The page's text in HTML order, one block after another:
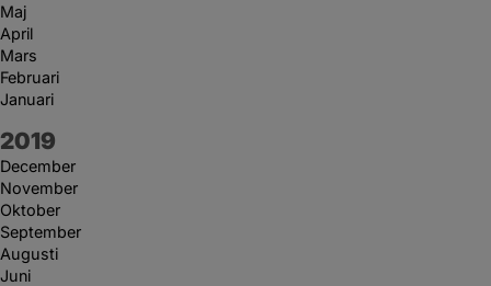
Maj
April
Mars
Februari
Januari
År:
2019
December
November
Oktober
September
Augusti
Juni